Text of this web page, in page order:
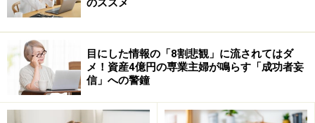
掲載情報の正確性・完全性については十分に配慮しております
が、その内容を保証するものではなく、これに基づく損失・損害
などについて当社は一切の責任を負いません。
最新の情報や詳細については、必ず各金融機関やサービス提供者
の公式情報をご確認ください。
【編集部おすすめの購入サイト】
のススメ
目にした情報の「8割悲観」に流されてはダ
メ！資産4億円の専業主婦が鳴らす「成功者妄
信」への警鐘